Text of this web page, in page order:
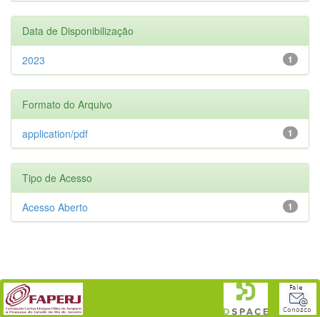
Data de Disponibilização
1
2023
Formato do Arquivo
1
application/pdf
Tipo de Acesso
1
Acesso Aberto